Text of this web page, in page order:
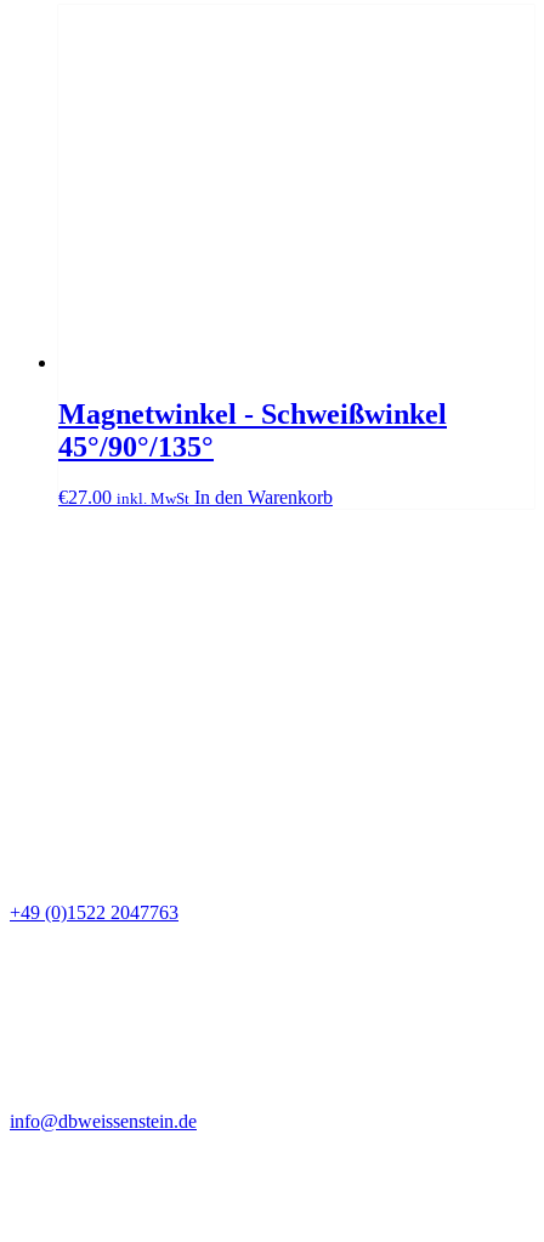
Magnetwinkel - Schweißwinkel
45°/90°/135°
€27.00 inkl. MwSt In den Warenkorb
+49 (0)1522 2047763
info@dbweissenstein.de